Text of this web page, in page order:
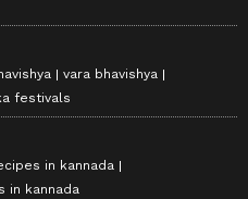
vara bhavishya
festivals
in kannada
in kannada